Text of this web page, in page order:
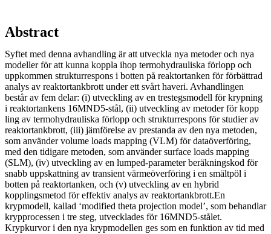
Abstract
Syftet med denna avhandling är att utveckla nya metoder och nya
modeller för att kunna koppla ihop termohydrauliska förlopp och
uppkommen strukturrespons i botten på reaktortanken för förbättrad
analys av reaktortankbrott under ett svårt haveri. Avhandlingen
består av fem delar: (i) utveckling av en trestegsmodell för krypning
i reaktortankens 16MND5-stål, (ii) utveckling av metoder för kopp
ling av termohydrauliska förlopp och strukturrespons för studier av
reaktortankbrott, (iii) jämförelse av prestanda av den nya metoden,
som använder volume loads mapping (VLM) för dataöverföring,
med den tidigare metoden, som använder surface loads mapping
(SLM), (iv) utveckling av en lumped-parameter beräkningskod för
snabb uppskattning av transient värmeöverföring i en smältpöl i
botten på reaktortanken, och (v) utveckling av en hybrid
kopplingsmetod för effektiv analys av reaktortankbrott.En
krypmodell, kallad ‘modified theta projection model’, som behandlar
krypprocessen i tre steg, utvecklades för 16MND5-stålet.
Krypkurvor i den nya krypmodellen ges som en funktion av tid med